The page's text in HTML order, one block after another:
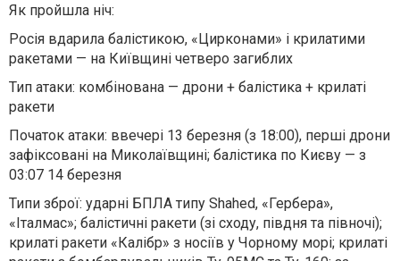
Як пройшла ніч:
Росія вдарила балістикою, «Цирконами» і крилатими
ракетами — на Київщині четверо загиблих
Тип атаки: комбінована — дрони + балістика + крилаті
ракети
Початок атаки: ввечері 13 березня (з 18:00), перші дрони
зафіксовані на Миколаївщині; балістика по Києву — з
03:07 14 березня
Типи зброї: ударні БПЛА типу Shahed, «Гербера»,
«Італмас»; балістичні ракети (зі сходу, півдня та півночі);
крилаті ракети «Калібр» з носіїв у Чорному морі; крилаті